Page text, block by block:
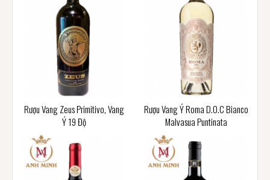
Rượu Vang Zeus Primitivo, Vang
Ý 19 Độ
Rượu Vang Ý Roma D.O.C Bianco
Malvasua Puntinata